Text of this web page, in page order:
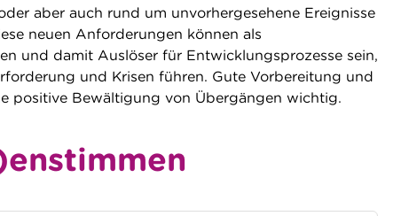
aber auch rund um unvorhergesehene Ereignisse
neuen Anforderungen können als
und damit Auslöser für Entwicklungsprozesse sein,
und Krisen führen. Gute Vorbereitung und
positive Bewältigung von Übergängen wichtig.